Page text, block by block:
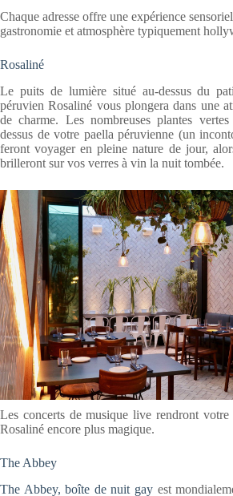
Chaque adresse offre une expérience
gastronomie et atmosphère typiquement
Rosaliné
Le puits de lumière situé au-dessus du
péruvien Rosaliné vous plongera dans une
de charme. Les nombreuses plantes vertes
dessus de votre paella péruvienne (un
feront voyager en pleine nature de jour,
brilleront sur vos verres à vin la nuit tombée.
Les concerts de musique live rendront votre
Rosaliné encore plus magique.
The Abbey
The Abbey, boîte de nuit gayest